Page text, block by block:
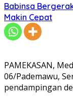
Babinsa
Makin Cepat
PAMEKASAN,
06/Pademawu,
pendampingan